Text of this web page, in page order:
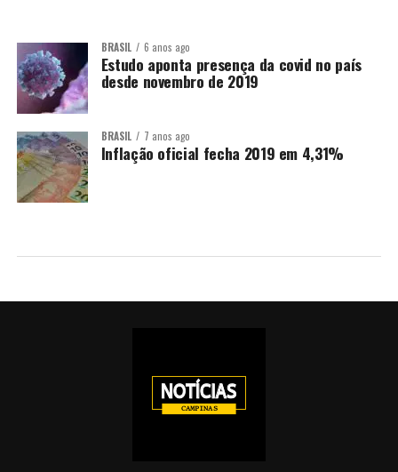
BRASIL 6 anos ago
Estudo aponta presença da covid no país
desde novembro de 2019
BRASIL 7 anos ago
Inflação oficial fecha 2019 em 4,31%